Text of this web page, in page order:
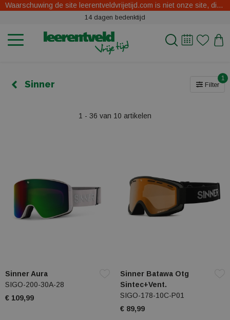
Waarschuwing de site leerentveldvrijetijd.com is niet onze site, dit zijn oplichters.
14 dagen bedenktijd
Sinner Filter
1
1 - 36 van 10 artikelen
Sinner Aura
SIGO-200-30A-28
€ 109,99
Sinner Batawa Otg
Sintec+Vent.
SIGO-178-10C-P01
€ 89,99